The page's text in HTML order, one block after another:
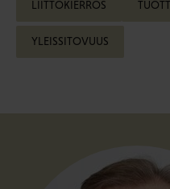
LIITTOKIERROS
YLEISSITOVUUS